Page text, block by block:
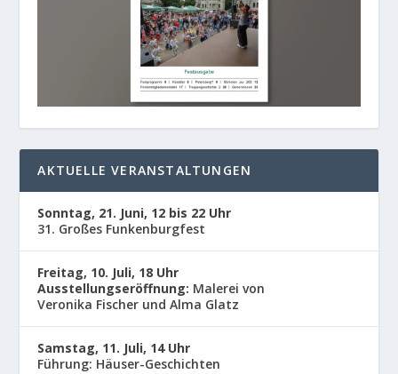
AKTUELLE VERANSTALTUNGEN
Sonntag, 21. Juni, 12 bis 22 Uhr
31. Großes Funkenburgfest
Freitag, 10. Juli, 18 Uhr
Ausstellungseröffnung: Malerei von
Veronika Fischer und Alma Glatz
Samstag, 11. Juli, 14 Uhr
Führung: Häuser-Geschichten